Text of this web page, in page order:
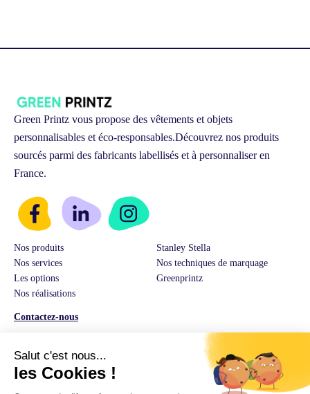
Green Printz vous propose des vêtements et objets
personnalisables et éco-responsables.Découvrez nos produits
sourcés parmi des fabricants labellisés et à personnaliser en
France.
Nos produits
Stanley Stella
Nos services
Nos techniques de marquage
Les options
Greenprintz
Nos réalisations
Contactez-nous
03 74 82 01 08
E-Mail:
hello@greenprintz.co